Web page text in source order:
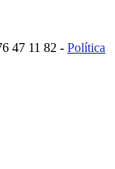
47 11 82 - Política